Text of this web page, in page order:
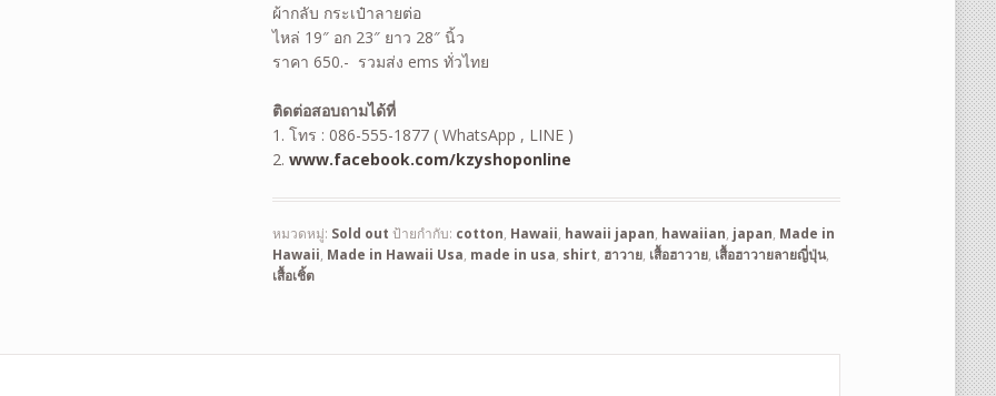
ผ้ากลับ กระเป๋าลายต่อ
ไหล่ 19″ อก 23″ ยาว 28″ นิ้ว
ราคา 650.- รวมส่ง ems ทั่วไทย
ติดต่อสอบถามได้ที่
1. โทร : 086-555-1877 ( WhatsApp , LINE )
2.www.facebook.com/kzyshoponline
หมวดหมู่: Sold out ป้ายกำกับ: cotton, Hawaii, hawaii japan, hawaiian, japan, Made in
Hawaii, Made in Hawaii Usa, made in usa, shirt, ฮาวาย, เสื้อฮาวาย, เสื้อฮาวายลายญี่ปุ่น,
เสื้อเชิ้ต